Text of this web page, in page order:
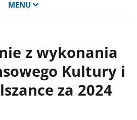
MENU
z wykonania
Kultury i
za 2024